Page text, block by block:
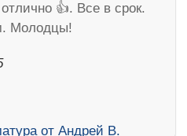
👍. Все в срок.
Молодцы!